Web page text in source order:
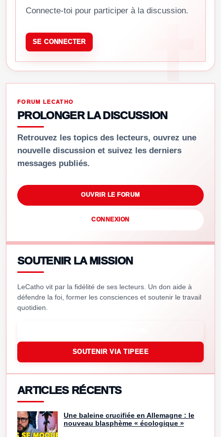
Connecte-toi pour participer à la discussion.
SE CONNECTER
FORUM LECATHO
PROLONGER LA DISCUSSION
Retrouvez les topics des lecteurs, ouvrez une
nouvelle discussion et suivez les derniers
messages publiés.
OUVRIR LE FORUM
CONNEXION
SOUTENIR LA MISSION
LeCatho vit par la fidélité de ses lecteurs. Un don aide à
défendre la foi, former les consciences et soutenir le travail
quotidien.
SOUTENIR VIA TIPEEE
ARTICLES RÉCENTS
Une baleine crucifiée en Allemagne : le
nouveau blasphème « écologique »